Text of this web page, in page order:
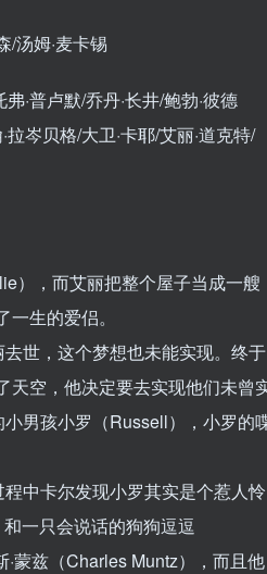
姆·麦卡锡
卢默/乔丹·长井/鲍勃·彼德
岑贝格/大卫·卡耶/艾丽·道克特/
），而艾丽把整个屋子当成一艘
生的爱侣。
世，这个梦想也未能实现。终于
天空，他决定要去实现他们未曾
男孩小罗（Russell），小罗的
中卡尔发现小罗其实是个惹人怜
一只会说话的狗狗逗逗
蒙兹（Charles Muntz），而且他